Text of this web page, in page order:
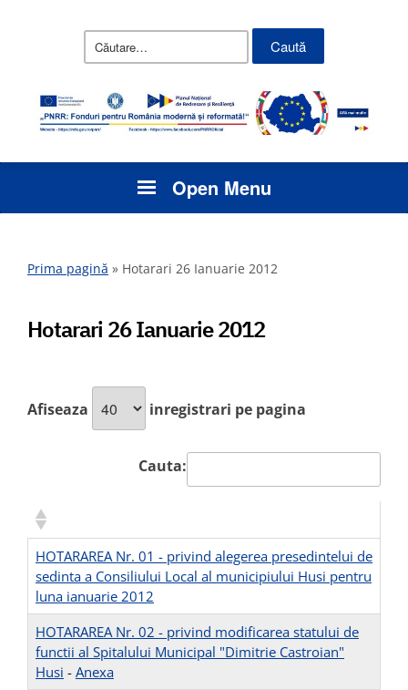
Caută
Open Menu
Prima pagină » Hotarari 26 Ianuarie 2012
Hotarari 26 Ianuarie 2012
Afiseaza inregistrari pe pagina
Cauta:
HOTARAREA Nr. 01 - privind alegerea presedintelui de
sedinta a Consiliului Local al municipiului Husi pentru
luna ianuarie 2012
HOTARAREA Nr. 02 - privind modificarea statului de
functii al Spitalului Municipal "Dimitrie Castroian"
Husi - Anexa